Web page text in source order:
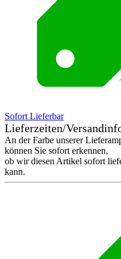
Sofort Lieferbar
Lieferzeiten/
An der Farbe unserer
können Sie sofort erkennen,
ob wir diesen Artikel sofort
kann.